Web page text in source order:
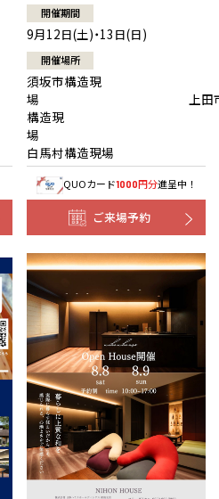
開催期間
9月12日(土)・13日(日)
開催場所
須坂市構造現
場 上田
構造現
白馬村構造現場
QUOカード1000円分進呈中！
ご来場予約